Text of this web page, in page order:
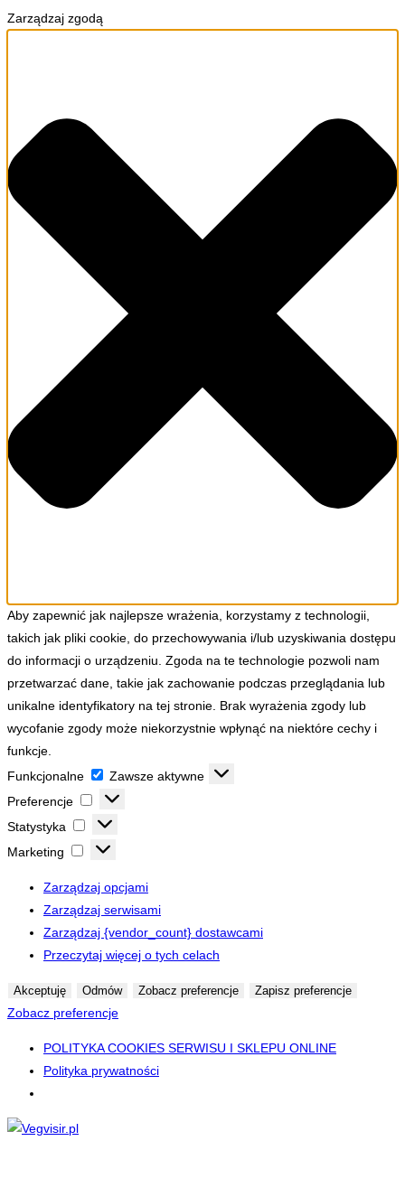
Zarządzaj zgodą
Aby zapewnić jak najlepsze wrażenia, korzystamy z technologii,
takich jak pliki cookie, do przechowywania i/lub uzyskiwania dostępu
do informacji o urządzeniu. Zgoda na te technologie pozwoli nam
przetwarzać dane, takie jak zachowanie podczas przeglądania lub
unikalne identyfikatory na tej stronie. Brak wyrażenia zgody lub
wycofanie zgody może niekorzystnie wpłynąć na niektóre cechy i
funkcje.
Funkcjonalne
Funkcjonalne
Zawsze aktywne
Preferencje
Preferencje
Statystyka
Statystyka
Marketing
Marketing
Zarządzaj opcjami
Zarządzaj serwisami
Zarządzaj {vendor_count} dostawcami
Przeczytaj więcej o tych celach
Akceptuję Odmów Zobacz preferencje Zapisz preferencje
Zobacz preferencje
POLITYKA COOKIES SERWISU I SKLEPU ONLINE
Polityka prywatności
Skip